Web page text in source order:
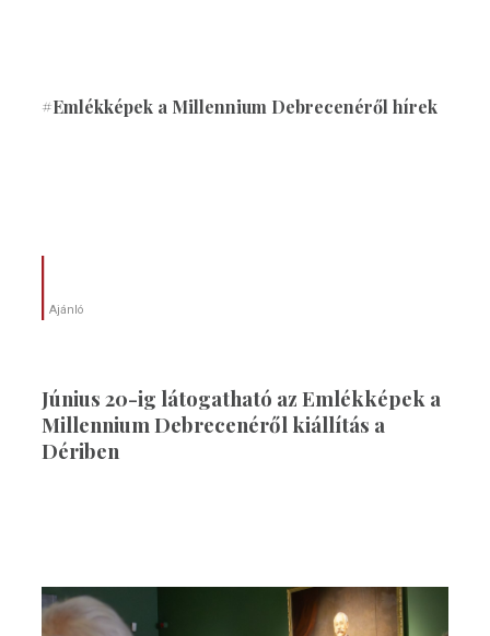
#Emlékképek a Millennium Debrecenéről hírek
Ajánló
Június 20-ig látogatható az Emlékképek a
Millennium Debrecenéről kiállítás a
Dériben